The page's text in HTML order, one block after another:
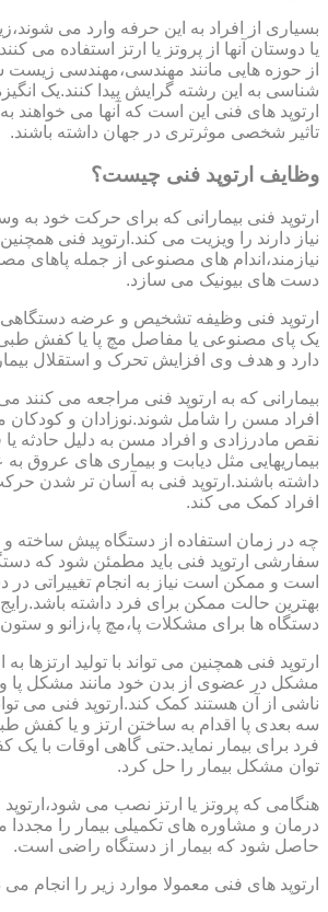
بسیاری از افراد به این حرفه وارد می
یا دوستان آنها از پروتز یا ارتز استفاده می
از حوزه هایی مانند مهندسی،مهندسی
شناسی به این رشته گرایش پیدا کنند.یک
ارتوپد های فنی این است که آنها می خواهند
تاثیر شخصی موثرتری در جهان داشته باشند.
وظایف ارتوپد فنی چیست؟
ارتوپد فنی بیمارانی که برای حرکت خود به
نیاز دارند را ویزیت می کند.ارتوپد فنی
نیازمند،اندام های مصنوعی از جمله پاهای
دست های بیونیک می سازد.
ارتوپد فنی وظیفه تشخیص و عرضه دستگاهی
یک پای مصنوعی یا مفاصل مچ پا یا کفش
دارد و هدف وی افزایش تحرک و استقلال
بیمارانی که به ارتوپد فنی مراجعه می کنند می
افراد مسن را شامل شوند.نوزادان و
نقص مادرزادی و افراد مسن به دلیل حادثه
بیماریهایی مثل دیابت و بیماری های عروق
داشته باشند.ارتوپد فنی به آسان تر شدن
افراد کمک می کند.
چه در زمان استفاده از دستگاه پیش ساخته
سفارشی ارتوپد فنی باید مطمئن شود که
است و ممکن است نیاز به انجام تغییراتی در
بهترین حالت ممکن برای فرد داشته باشد.رایج
دستگاه ها برای مشکلات پا،مچ پا،زانو و
ارتوپد فنی همچنین می تواند با تولید ارتزها
مشکل در عضوی از بدن خود مانند مشکل پا
ناشی از آن هستند کمک کند.ارتوپد فنی می
سه بعدی پا اقدام به ساختن ارتز و یا کفش
فرد برای بیمار نماید.حتی گاهی اوقات با
توان مشکل بیمار را حل کرد.
هنگامی که پروتز یا ارتز نصب می
درمان و مشاوره های تکمیلی بیمار را مجددا
حاصل شود که بیمار از دستگاه راضی است.
ارتوپد های فنی معمولا موارد زیر را انجام می